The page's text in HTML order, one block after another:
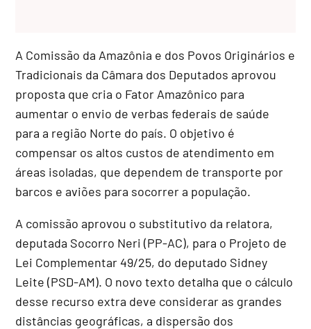
A Comissão da Amazônia e dos Povos Originários e
Tradicionais da Câmara dos Deputados aprovou
proposta que cria o Fator Amazônico para
aumentar o envio de verbas federais de saúde
para a região Norte do país. O objetivo é
compensar os altos custos de atendimento em
áreas isoladas, que dependem de transporte por
barcos e aviões para socorrer a população.
A comissão aprovou o substitutivo da relatora,
deputada Socorro Neri (PP-AC), para o Projeto de
Lei Complementar 49/25, do deputado Sidney
Leite (PSD-AM). O novo texto detalha que o cálculo
desse recurso extra deve considerar as grandes
distâncias geográficas, a dispersão dos